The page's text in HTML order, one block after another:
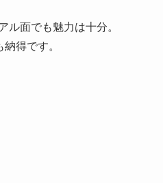
ル面でも魅力は十分。
得です。